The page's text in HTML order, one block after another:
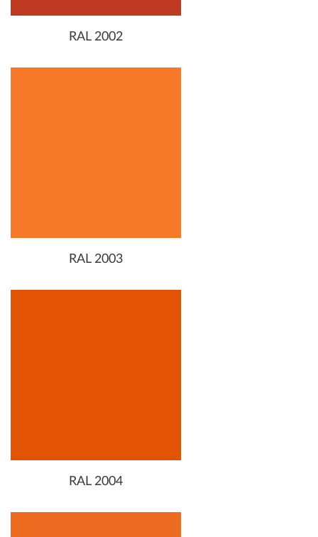
RAL 2002
RAL 2003
RAL 2004